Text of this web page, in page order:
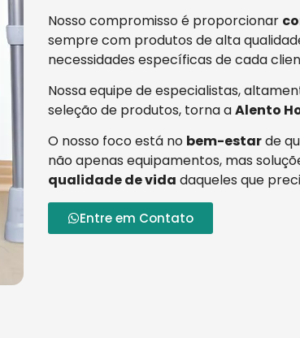
Nosso compromisso é proporcionar
sempre com produtos de alta
necessidades específicas de cada
Nossa equipe de especialistas,
seleção de produtos, torna aAlento
O nosso foco está no bem-estarde
não apenas equipamentos, mas
qualidade de vida daqueles que
Entre em Contato